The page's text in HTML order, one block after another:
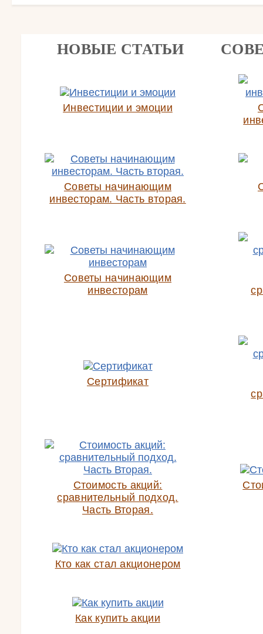
НОВЫЕ СТАТЬИ
Инвестиции и эмоции
Советы начинающим
инвесторам. Часть вторая.
Советы начинающим
инвесторам
Сертификат
Стоимость акций:
сравнительный подход.
Часть Вторая.
Кто как стал акционером
Как купить акции